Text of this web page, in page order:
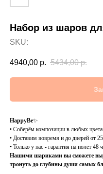
Набор из шаров
SKU:
4940,00 р. 5434,00 р.
HappyBe✨
• Соберём композиции в любых
• Доставим вовремя и до дверей от
• Только у нас - гарантия на полет
Нашими шариками вы сможете
тронуть до глубины души самых